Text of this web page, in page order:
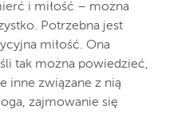
i miłość – można
Potrzebna jest
miłość. Ona
tak można powiedzieć,
inne związane z nią
zajmowanie się